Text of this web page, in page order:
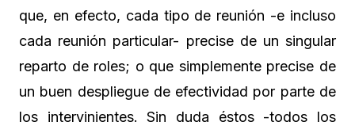
que, en efecto, cada tipo de reunión -e incluso
cada reunión particular- precise de un singular
reparto de roles; o que simplemente precise de
un buen despliegue de efectividad por parte de
los intervinientes. Sin duda éstos -todos los